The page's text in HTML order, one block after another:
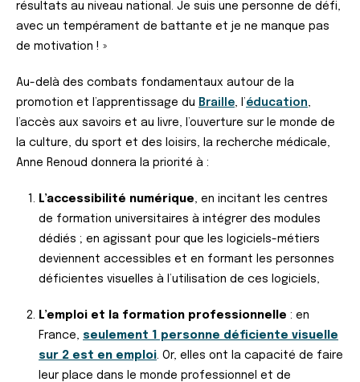
résultats au niveau national. Je suis une personne de défi,
avec un tempérament de battante et je ne manque pas
de motivation ! »
Au-delà des combats fondamentaux autour de la
promotion et l’apprentissage du Braille, l’éducation,
l’accès aux savoirs et au livre, l’ouverture sur le monde de
la culture, du sport et des loisirs, la recherche médicale,
Anne Renoud donnera la priorité à :
L’accessibilité numérique, en incitant les centres
de formation universitaires à intégrer des modules
dédiés ; en agissant pour que les logiciels-métiers
deviennent accessibles et en formant les personnes
déficientes visuelles à l’utilisation de ces logiciels,
L’emploi et la formation professionnelle : en
France, seulement 1 personne déficiente visuelle
sur 2 est en emploi. Or, elles ont la capacité de faire
leur place dans le monde professionnel et de